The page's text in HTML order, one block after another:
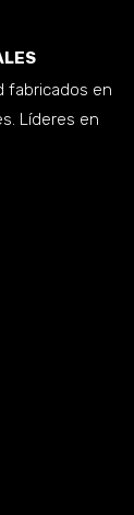
fabricados en
Líderes en